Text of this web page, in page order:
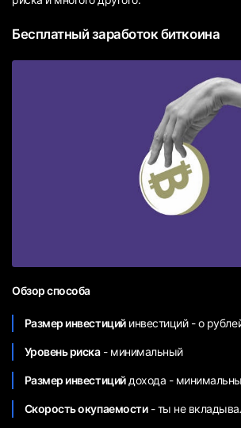
Бесплатный заработок биткоина
Обзор способа
Размер инвестицийинвестиций - о
Уровень риска- минимальный
Размер инвестицийдохода -
Скорость окупаемости- ты не